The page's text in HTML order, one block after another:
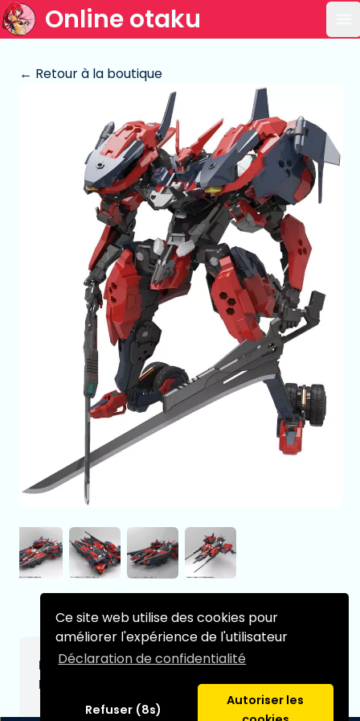
Ce site web utilise des cookies pour
améliorer l'expérience de l'utilisateur
Déclaration de confidentialité
Refuser (8s)
Autoriser les
Online otaku
← Retour à la boutique
Hexa Gear figurine Plastic Model Kit 1/24
Levante 24 cm